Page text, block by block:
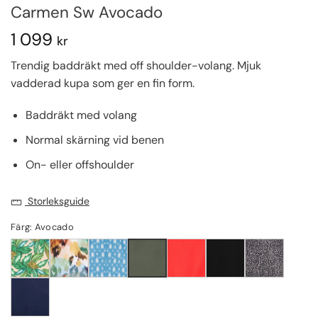
Carmen Sw Avocado
1 099 kr
Trendig baddräkt med off shoulder-volang. Mjuk
vadderad kupa som ger en fin form.
Baddräkt med volang
Normal skärning vid benen
On- eller offshoulder
Storleksguide
Färg: Avocado